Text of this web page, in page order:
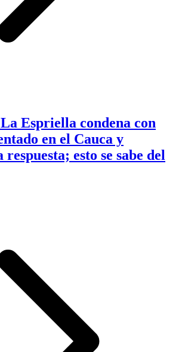
Espriella condena con
en el Cauca y
esto se sabe del